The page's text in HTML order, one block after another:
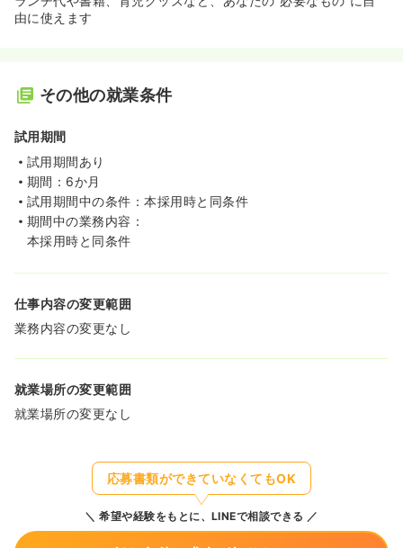
由に使えます
その他の就業条件
試用期間
試用期間あり
期間：6か月
試用期間中の条件：本採用時と同条件
期間中の業務内容：
本採用時と同条件
仕事内容の変更範囲
業務内容の変更なし
就業場所の変更範囲
就業場所の変更なし
応募書類ができていなくてもOK
希望や経験をもとに、LINEで相談できる